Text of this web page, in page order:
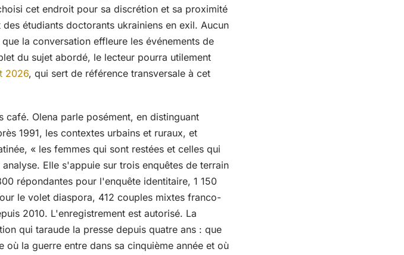
cet endroit pour sa discrétion et sa proximité
étudiants doctorants ukrainiens en exil. Aucun
la conversation effleure les événements de
du sujet abordé, le lecteur pourra utilement
2026, qui sert de référence transversale à cet
café. Olena parle posément, en distinguant
1991, les contextes urbains et ruraux, et
« les femmes qui sont restées et celles qui
Elle s'appuie sur trois enquêtes de terrain
répondantes pour l'enquête identitaire, 1 150
le volet diaspora, 412 couples mixtes franco-
2010. L'enregistrement est autorisé. La
qui taraude la presse depuis quatre ans : que
la guerre entre dans sa cinquième année et où